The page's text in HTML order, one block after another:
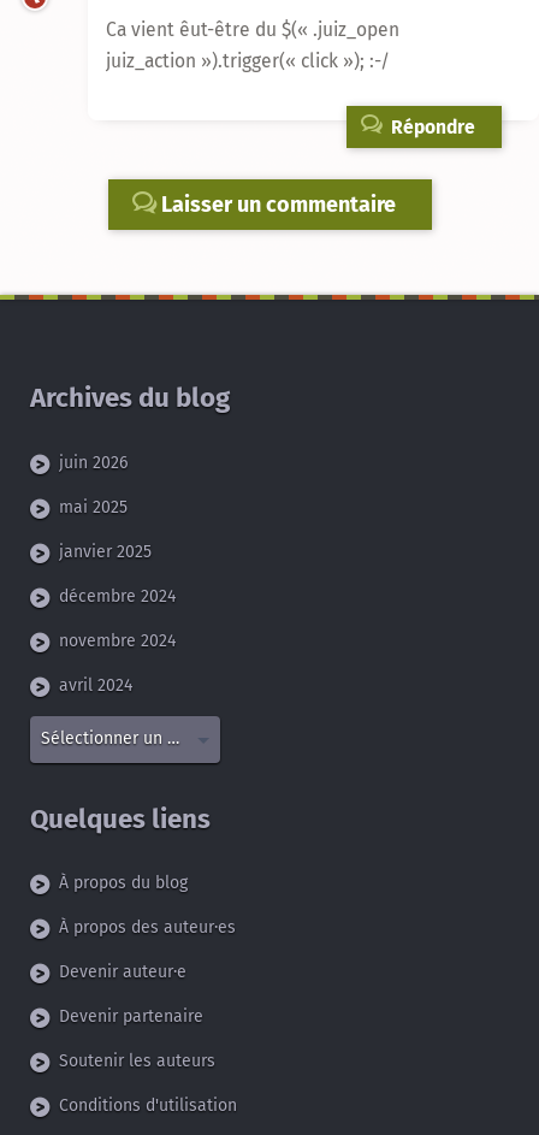
Ca vient êut-être du $(« .juiz_open
juiz_action »).trigger(« click »); :-/
Répondre
Laisser un commentaire
Archives du blog
juin 2026
mai 2025
janvier 2025
décembre 2024
novembre 2024
avril 2024
Sélectionner un mois
Quelques liens
À propos du blog
À propos des auteur·es
Devenir auteur·e
Devenir partenaire
Soutenir les auteurs
Conditions d'utilisation